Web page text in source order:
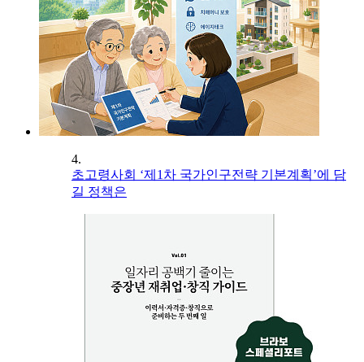
4.
초고령사회 ‘제1차 국가인구전략 기본계획’에 담
길 정책은